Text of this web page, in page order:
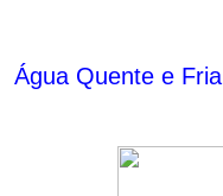
Água Quente e Fria